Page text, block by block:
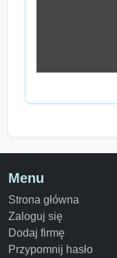
Menu
Strona główna
Zaloguj się
Dodaj firmę
Przypomnij hasło